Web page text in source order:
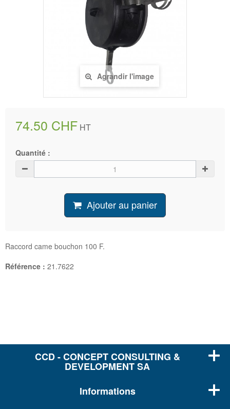
Agrandir l'image
74.50 CHF HT
Quantité :
Ajouter au panier
Raccord came bouchon 100 F.
Référence : 21.7622
CCD - CONCEPT CONSULTING &
DEVELOPMENT SA
Informations